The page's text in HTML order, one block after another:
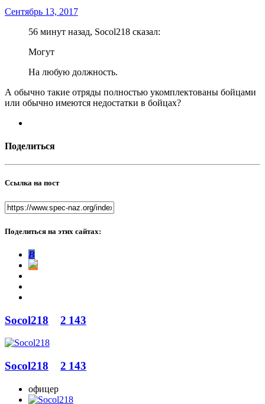
Сентябрь 13, 2017
56 минут назад, Socol218 сказал:
Могут
На любую должность.
А обычно такие отряды полностью укомплектованы бойцами
или обычно имеются недостатки в бойцах?
Поделиться
Ссылка на пост
Поделиться на этих сайтах:
В
Socol218 2 143
Socol218 2 143
офицер